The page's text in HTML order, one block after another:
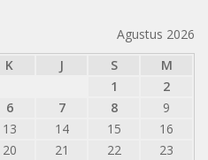
Agustus 2026
K J S
M
1
2
6 7 8
9
13 14 15
16
20 21 22
23